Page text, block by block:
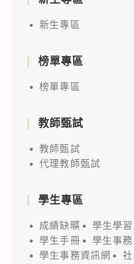
新生專區
榜單專區
榜單專區
教師甄試
教師甄試
代理教師甄試
學生專區
成績缺曠
學生學
學生手冊
學生事
學生事務資訊網